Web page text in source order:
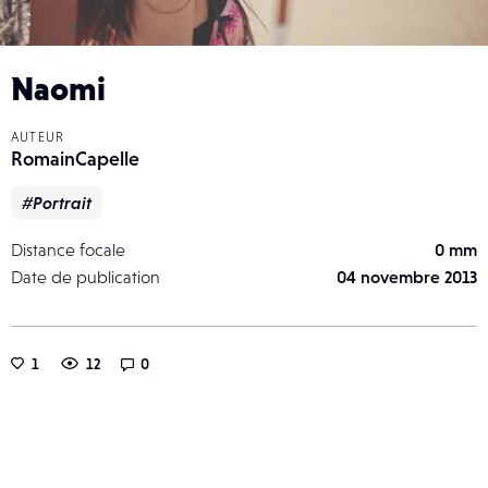
Naomi
AUTEUR
RomainCapelle
#Portrait
Distance focale
0 mm
Date de publication
04 novembre 2013
1 12 0